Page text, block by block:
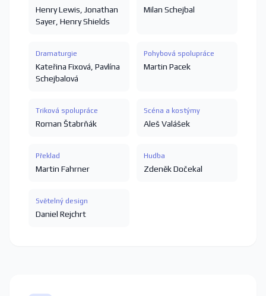
Henry Lewis
Jonathan
Sayer Henry Shields
Milan Schejbal
Dramaturgie
Kateřina Fixová Pavlína
Schejbalová
Pohybová spolupráce
Martin Pacek
Triková spolupráce
Roman Štabrňák
Scéna a kostýmy
Aleš Valášek
Překlad
Martin Fahrner
Hudba
Zdeněk Dočekal
Světelný design
Daniel Rejchrt